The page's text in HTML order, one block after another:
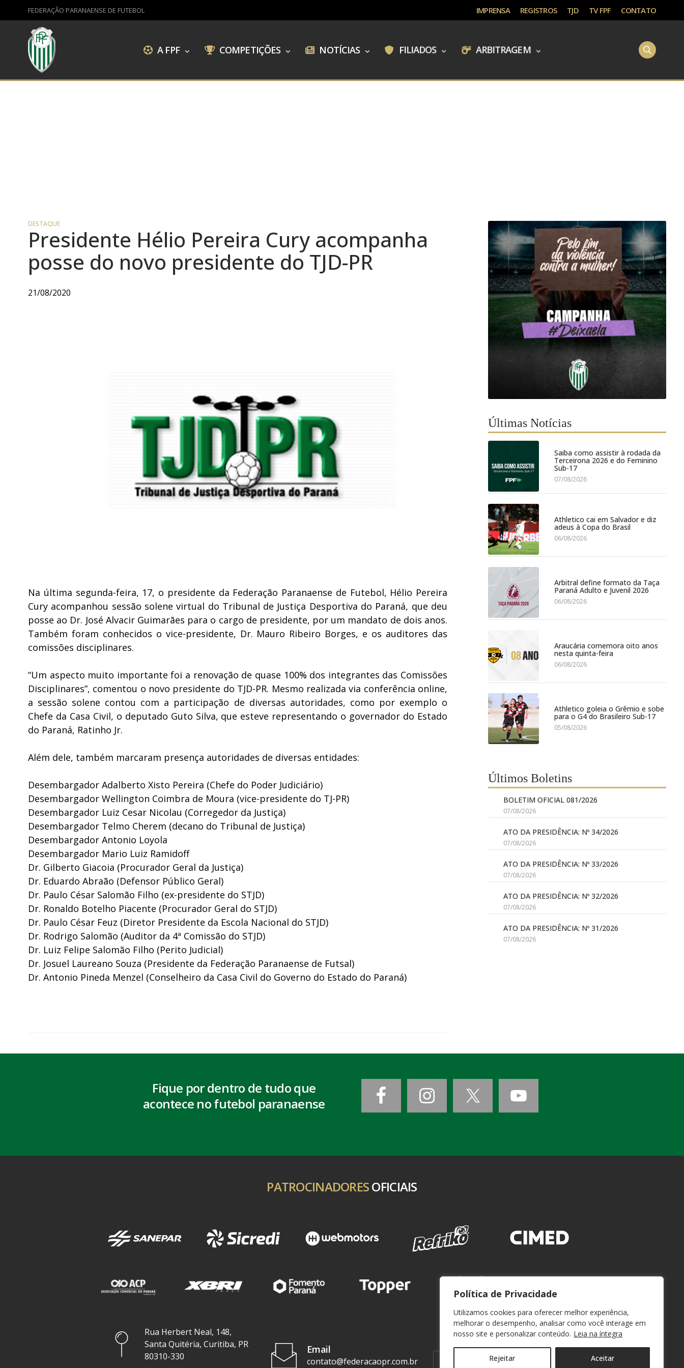
Política de Privacidade
Utilizamos cookies para oferecer melhor experiência,
melhorar o desempenho, analisar como você interage em
nosso site e personalizar conteúdo. Leia na íntegra
Rejeitar Aceitar
FEDERAÇÃO PARANAENSE DE FUTEBOL IMPRENSA REGISTROS TJD TV FPF CONTATO
A FPF COMPETIÇÕES NOTÍCIAS FILIADOS ARBITRAGEM
DESTAQUE
Presidente Hélio Pereira Cury acompanha
posse do novo presidente do TJD-PR
21/08/2020
Na última segunda-feira, 17, o presidente da Federação Paranaense de Futebol, Hélio Pereira
Cury acompanhou sessão solene virtual do Tribunal de Justiça Desportiva do Paraná, que deu
posse ao Dr. José Alvacir Guimarães para o cargo de presidente, por um mandato de dois anos.
Também foram conhecidos o vice-presidente, Dr. Mauro Ribeiro Borges, e os auditores das
comissões disciplinares.
“Um aspecto muito importante foi a renovação de quase 100% dos integrantes das Comissões
Disciplinares”, comentou o novo presidente do TJD-PR. Mesmo realizada via conferência online,
a sessão solene contou com a participação de diversas autoridades, como por exemplo o
Chefe da Casa Civil, o deputado Guto Silva, que esteve representando o governador do Estado
do Paraná, Ratinho Jr.
Além dele, também marcaram presença autoridades de diversas entidades:
Desembargador Adalberto Xisto Pereira (Chefe do Poder Judiciário)
Desembargador Wellington Coimbra de Moura (vice-presidente do TJ-PR)
Desembargador Luiz Cesar Nicolau (Corregedor da Justiça)
Desembargador Telmo Cherem (decano do Tribunal de Justiça)
Desembargador Antonio Loyola
Desembargador Mario Luiz Ramidoff
Dr. Gilberto Giacoia (Procurador Geral da Justiça)
Dr. Eduardo Abraão (Defensor Público Geral)
Dr. Paulo César Salomão Filho (ex-presidente do STJD)
Dr. Ronaldo Botelho Piacente (Procurador Geral do STJD)
Dr. Paulo César Feuz (Diretor Presidente da Escola Nacional do STJD)
Dr. Rodrigo Salomão (Auditor da 4ª Comissão do STJD)
Dr. Luiz Felipe Salomão Filho (Perito Judicial)
Dr. Josuel Laureano Souza (Presidente da Federação Paranaense de Futsal)
Dr. Antonio Pineda Menzel (Conselheiro da Casa Civil do Governo do Estado do Paraná)
Últimas Notícias
Saiba como assistir à rodada da
Terceirona 2026 e do Feminino
Sub-17
07/08/2026
Athletico cai em Salvador e diz
adeus à Copa do Brasil
06/08/2026
Arbitral define formato da Taça
Paraná Adulto e Juvenil 2026
06/08/2026
Araucária comemora oito anos
nesta quinta-feira
06/08/2026
Athletico goleia o Grêmio e sobe
para o G4 do Brasileiro Sub-17
05/08/2026
Últimos Boletins
BOLETIM OFICIAL 081/2026
07/08/2026
ATO DA PRESIDÊNCIA: Nº 34/2026
07/08/2026
ATO DA PRESIDÊNCIA: Nº 33/2026
07/08/2026
ATO DA PRESIDÊNCIA: Nº 32/2026
07/08/2026
ATO DA PRESIDÊNCIA: Nº 31/2026
07/08/2026
Fique por dentro de tudo que
acontece no futebol paranaense
PATROCINADORESOFICIAIS
Rua Herbert Neal, 148,
Santa Quitéria, Curitiba, PR
80310-330
Email
contato@federacaopr.com.br WEBMAIL